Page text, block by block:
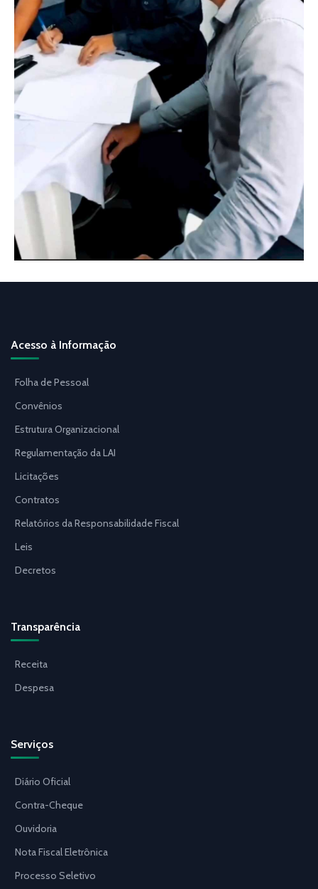
Acesso à Informação
Folha de Pessoal
Convênios
Estrutura Organizacional
Regulamentação da LAI
Licitações
Contratos
Relatórios da Responsabilidade Fiscal
Leis
Decretos
Transparência
Receita
Despesa
Serviços
Diário Oficial
Contra-Cheque
Ouvidoria
Nota Fiscal Eletrônica
Processo Seletivo